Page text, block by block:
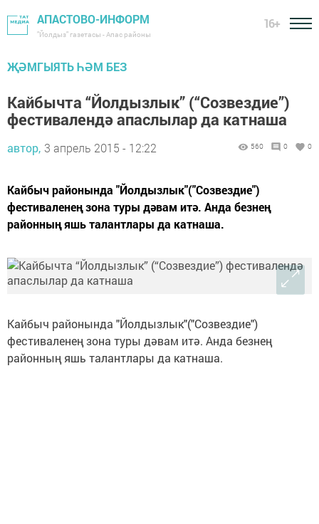
АПАСТОВО-ИНФОРМ
"Йолдыз" газетасы - Апас районы
16+
ҖӘМГЫЯТЬ ҺӘМ БЕЗ
Кайбычта “Йолдызлык” (“Созвездие”)
фестивалендә апаслылар да катнаша
автор, 3 апрель 2015 - 12:22 560 0 0
Кайбыч районында "Йолдызлык"("Созвездие")
фестиваленең зона туры дәвам итә. Анда безнең
районның яшь талантлары да катнаша.
Кайбыч районында "Йолдызлык"("Созвездие")
фестиваленең зона туры дәвам итә. Анда безнең
районның яшь талантлары да катнаша.